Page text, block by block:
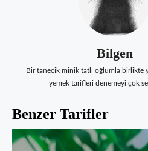
Bilgen
Bir tanecik minik tatlı oğlumla birlikte
yemek tarifleri denemeyi çok
Benzer Tarifler